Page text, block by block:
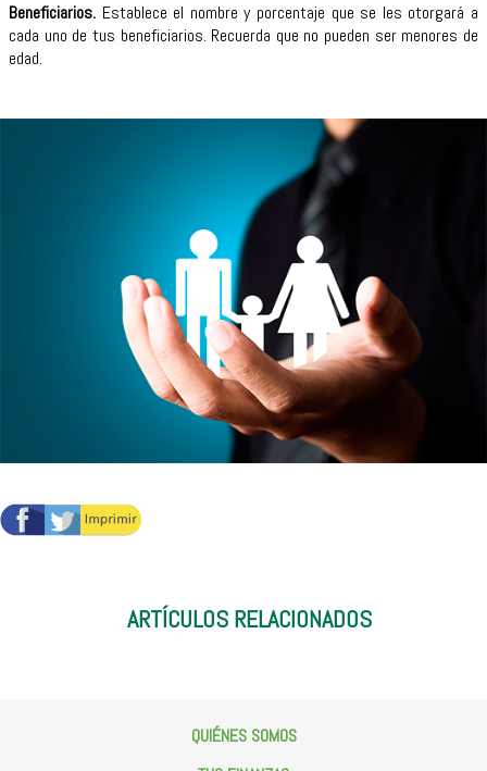
Beneficiarios. Establece el nombre y porcentaje que se les otorgará a
cada uno de tus beneficiarios. Recuerda que no pueden ser menores de
edad.
ARTÍCULOS RELACIONADOS
QUIÉNES SOMOS